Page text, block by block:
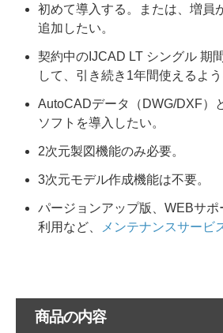
初めて導入する。または、増員
追加したい。
契約中のIJCAD LT シングル 期
して、引き続き1年間使えるよう
AutoCADデータ（DWG/DXF）
ソフトを導入したい。
2次元製図機能のみ必要。
3次元モデル作成機能は不要。
パージョンアップ版、WEBサ
利用など、
メンテナンスサービ
商品の内容